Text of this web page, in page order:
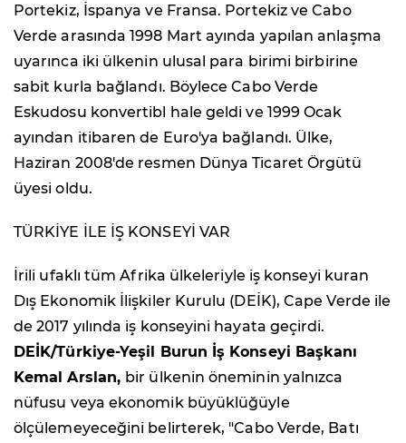
Portekiz, İspanya ve Fransa. Portekiz ve Cabo
Verde arasında 1998 Mart ayında yapılan anlaşma
uyarınca iki ülkenin ulusal para birimi birbirine
sabit kurla bağlandı. Böylece Cabo Verde
Eskudosu konvertibl hale geldi ve 1999 Ocak
ayından itibaren de Euro'ya bağlandı. Ülke,
Haziran 2008'de resmen Dünya Ticaret Örgütü
üyesi oldu.
TÜRKİYE İLE İŞ KONSEYİ VAR
İrili ufaklı tüm Afrika ülkeleriyle iş konseyi kuran
Dış Ekonomik İlişkiler Kurulu (DEİK), Cape Verde ile
de 2017 yılında iş konseyini hayata geçirdi.
DEİK/Türkiye-Yeşil Burun İş Konseyi Başkanı
Kemal Arslan, bir ülkenin öneminin yalnızca
nüfusu veya ekonomik büyüklüğüyle
ölçülemeyeceğini belirterek, "Cabo Verde, Batı